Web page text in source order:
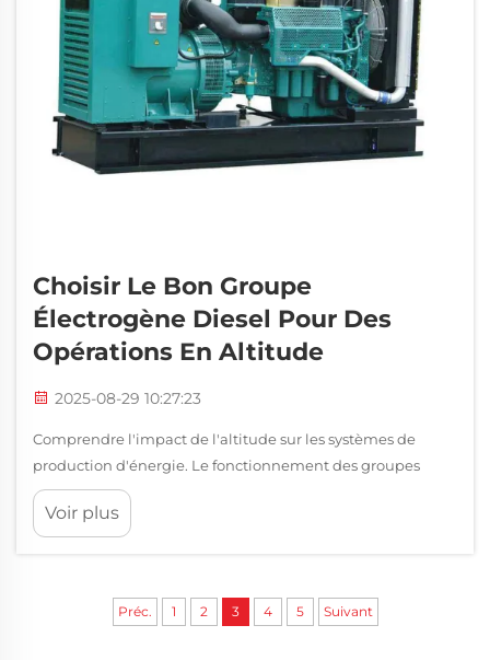
Choisir Le Bon Groupe
Électrogène Diesel Pour Des
Opérations En Altitude
2025-08-29 10:27:23
Comprendre l'impact de l'altitude sur les systèmes de
production d'énergie. Le fonctionnement des groupes
électrogènes diesel en altitude présente des défis uniques
qui nécessitent une attention particulière et des
Voir plus
Préc. 1 2 3 4 5 Suivant